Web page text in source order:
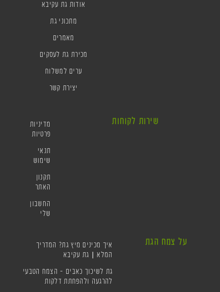
אודות גת עקיבא
מתכוני גת
מאמרים
מכירת גת לעסקים
ערים למשלוח
יצירת קשר
שירות לקוחות
מדיניות
פרטיות
תנאי
שימוש
תקנון
האתר
החשבון
שלי
על צמח הגת
איך מכינים מיץ גת? המדריך
המלא | גת עקיבא
גת לשיכוך כאבים – הצמח הטבעי
להרגעה ולהפחתת דלקות